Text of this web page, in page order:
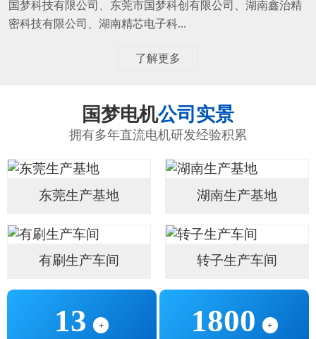
国梦科技有限公司、东莞市国梦科创有限公司、湖南鑫治精
密科技有限公司、湖南精芯电子科...
了解更多
国梦电机公司实景
拥有多年直流电机研发经验积累
东莞生产基地 湖南生产基地
有刷生产车间 转子生产车间
13 + 1800 +